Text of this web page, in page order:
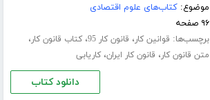
موضوع:کتاب‌های علوم اقتصادی
۹۶ صفحه
برچسب‌ها: قوانین کار، قانون کار 95 ،کتاب قانون کار،
متن قانون کار، قانون کار ایران،کاریابی
دانلود کتاب